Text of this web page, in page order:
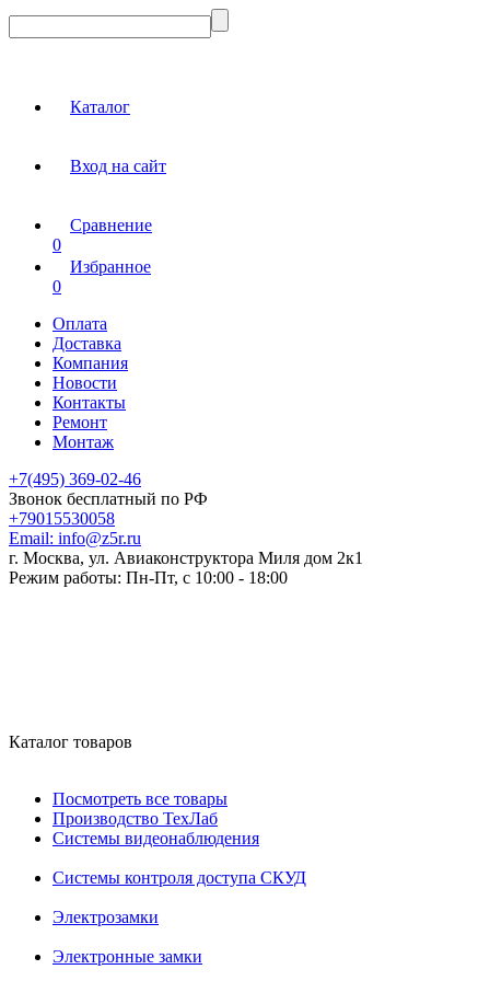
Каталог
Вход на сайт
Сравнение
0
Избранное
0
Оплата
Доставка
Компания
Новости
Контакты
Ремонт
Монтаж
+7(495) 369-02-46
Звонок бесплатный по РФ
+79015530058
Email: info@z5r.ru
г. Москва, ул. Авиаконструктора Миля дом 2к1
Режим работы: Пн-Пт, с 10:00 - 18:00
Каталог товаров
Посмотреть все товары
Производство ТехЛаб
Системы видеонаблюдения
Системы контроля доступа СКУД
Электрозамки
Электронные замки